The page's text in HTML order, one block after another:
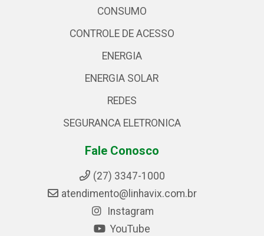
CONSUMO
CONTROLE DE ACESSO
ENERGIA
ENERGIA SOLAR
REDES
SEGURANCA ELETRONICA
Fale Conosco
(27) 3347-1000
atendimento@linhavix.com.br
Instagram
YouTube